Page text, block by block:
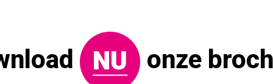
onze